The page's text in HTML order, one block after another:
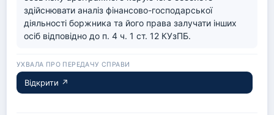
здійснювати аналіз фінансово-господарської
діяльності боржника та його права залучати інших
осіб відповідно до п. 4 ч. 1 ст. 12 КУзПБ.
Відкрити ↗